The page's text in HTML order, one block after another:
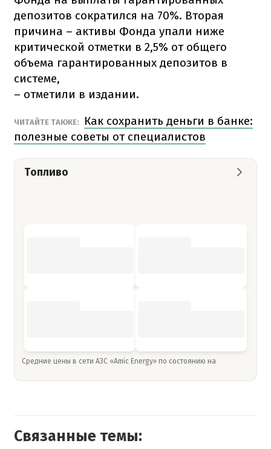
депозитов сократился на 70%. Вторая
причина – активы Фонда упали ниже
критической отметки в 2,5% от общего
объема гарантированных депозитов в
системе,
– отметили в издании.
ЧИТАЙТЕ ТАКЖЕ:
Как сохранить деньги в банке:
полезные советы от специалистов
Топливо
Средние цены в сети АЗС «Amic Energy» по состоянию на
Связанные темы: